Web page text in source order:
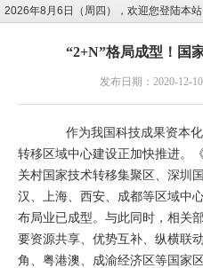
2026年8月6日（周四），欢迎您登陆本站
“2+N”格局成型！国
发布日期：2020-12-
作为我国科技成果资本化
转移区域中心建设正加快推进。
关村国家技术转移集聚区、深圳
汉、上海、西安、成都等区域中
布局业已成型。与此同时，相关
要资源共享、优势互补、纵横联
角、粤港澳、成渝经济区等国家